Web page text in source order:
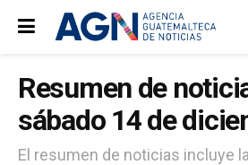
Resumen de
sábado 14 de
El resumen de noticias incluye